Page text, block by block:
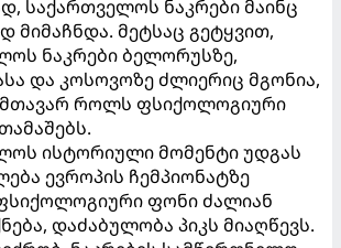
საქართველოს ნაკრები მაინც
მიმაჩნდა. მეტსაც გეტყვით,
ნაკრები ბელორუსზე,
და კოსოვოზე ძლიერიც მგონია,
მთავარ როლს ფსიქოლოგიური
ისტორიული მომენტი უდგას
ევროპის ჩემპიონატზე
ფონი ძალიან
დაძაბულობა პიკს მიაღწევს.